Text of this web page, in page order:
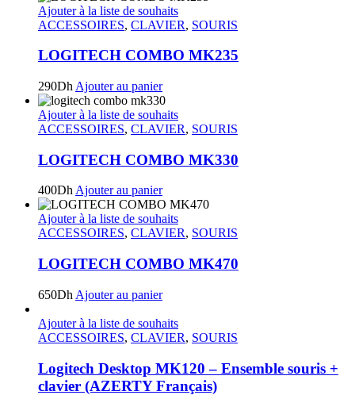
Ajouter à la liste de souhaits
ACCESSOIRES, CLAVIER, SOURIS
LOGITECH COMBO MK235
290Dh Ajouter au panier
Ajouter à la liste de souhaits
ACCESSOIRES, CLAVIER, SOURIS
LOGITECH COMBO MK330
400Dh Ajouter au panier
Ajouter à la liste de souhaits
ACCESSOIRES, CLAVIER, SOURIS
LOGITECH COMBO MK470
650Dh Ajouter au panier
Ajouter à la liste de souhaits
ACCESSOIRES, CLAVIER, SOURIS
Logitech Desktop MK120 – Ensemble souris +
clavier (AZERTY Français)